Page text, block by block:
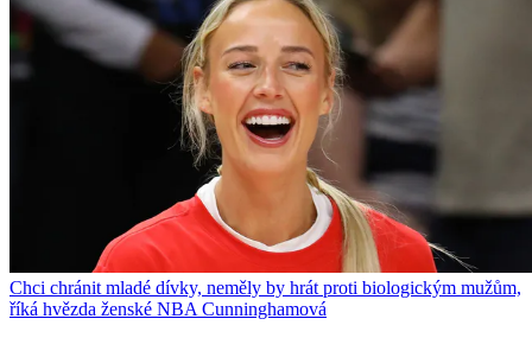
Chci chránit mladé dívky, neměly by hrát proti biologickým mužům,
říká hvězda ženské NBA Cunninghamová